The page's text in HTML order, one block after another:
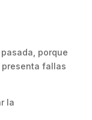
porque
presenta fallas
la